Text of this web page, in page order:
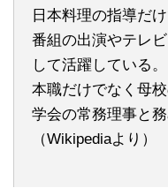
日本料理の指導だ
番組の出演やテレ
して活躍している。
本職だけでなく母
学会の常務理事と務
（Wikipediaより）